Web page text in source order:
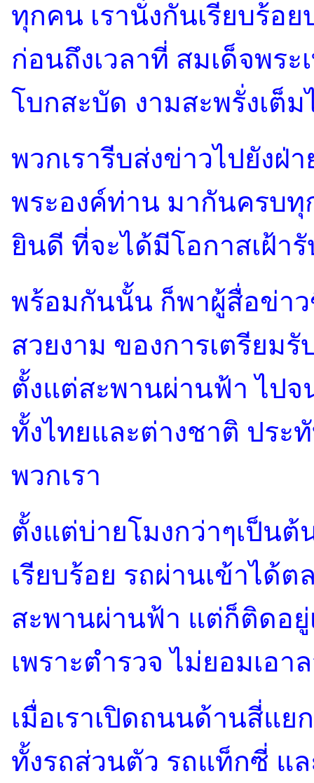
ทุกคน เรานั่งกันเรียบร้อ
ก่อนถึงเวลาที่ สมเด็จพระ
โบกสะบัด งามสะพรั่งเต็
พวกเรารีบส่งข่าวไปยังฝ่
พระองค์ท่าน มากันครบ
ยินดี ที่จะได้มีโอกาสเฝ้ารั
พร้อมกันนั้น ก็พาผู้สื่อข่า
สวยงาม ของการเตรียม
ตั้งแต่สะพานผ่านฟ้า ไปจ
ทั้งไทยและต่างชาติ ประ
พวกเรา
ตั้งแต่บ่ายโมงกว่าๆเป็นต้
เรียบร้อย รถผ่านเข้าได้
สะพานผ่านฟ้า แต่ก็ติดอ
เพราะตำรวจ ไม่ยอมเอ
เมื่อเราเปิดถนนด้านสี่แ
ทั้งรถส่วนตัว รถแท็กซี่ แ